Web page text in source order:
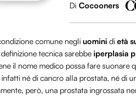
Di Cocooners
comune negli uomini di età
tecnica sarebbe iperplasia
il nome medico possa fare suonare
né di cancro alla prostata, né di
però, una prostata ingrossata